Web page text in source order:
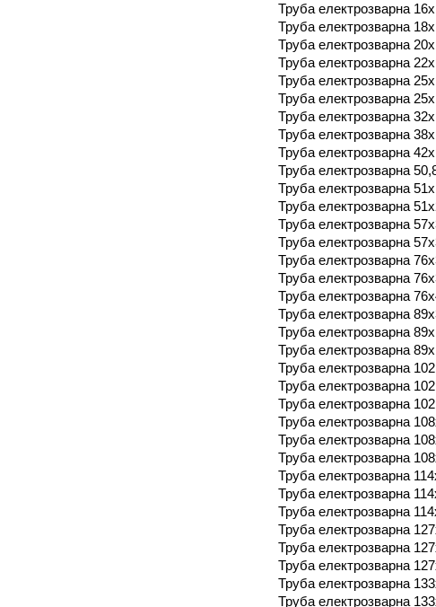
Труба електрозварна
Труба електрозварна
Труба електрозварна
Труба електрозварна
Труба електрозварна
Труба електрозварна
Труба електрозварна
Труба електрозварна
Труба електрозварна
Труба електрозварна
Труба електрозварна
Труба електрозварна
Труба електрозварна
Труба електрозварна
Труба електрозварна
Труба електрозварна
Труба електрозварна
Труба електрозварна
Труба електрозварна
Труба електрозварна
Труба електрозварна
Труба електрозварна
Труба електрозварна
Труба електрозварна
Труба електрозварна
Труба електрозварна
Труба електрозварна
Труба електрозварна
Труба електрозварна
Труба електрозварна
Труба електрозварна
Труба електрозварна
Труба електрозварна
Труба електрозварна